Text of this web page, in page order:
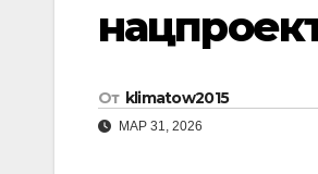
От klimatow2015
МАР 31, 2026